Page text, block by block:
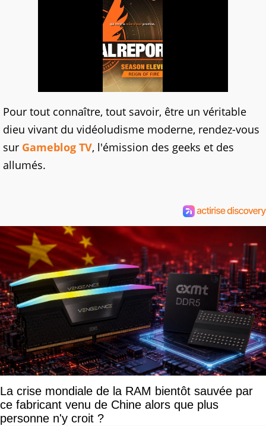
Pour tout connaître, tout savoir, être un véritable
dieu vivant du vidéoludisme moderne, rendez-vous
sur Gameblog TV, l'émission des geeks et des
allumés.
La crise mondiale de la RAM bientôt sauvée par
ce fabricant venu de Chine alors que plus
personne n'y croit ?